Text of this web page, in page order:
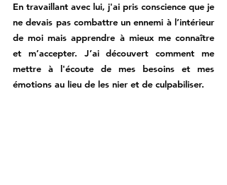
En travaillant avec lui, j'ai pris conscience que je
ne devais pas combattre un ennemi à l’intérieur
de moi mais apprendre à mieux me connaître
et m’accepter. J’ai découvert comment me
mettre à l'écoute de mes besoins et mes
émotions au lieu de les nier et de culpabiliser.